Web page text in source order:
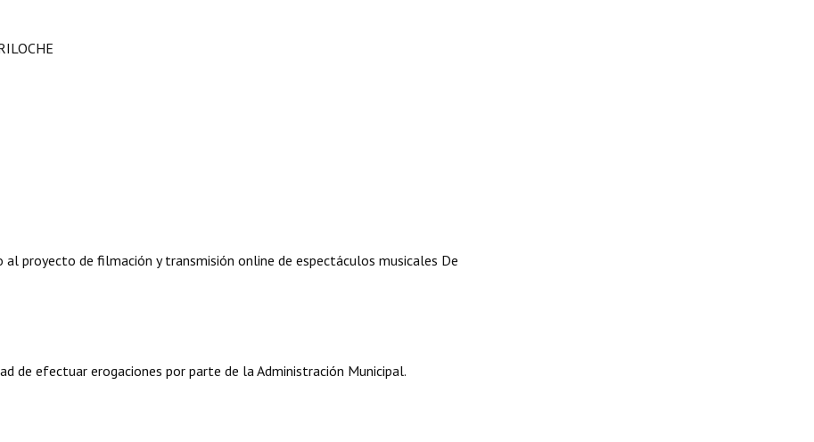
proyecto de filmación y transmisión online de espectáculos musicales De
de efectuar erogaciones por parte de la Administración Municipal.